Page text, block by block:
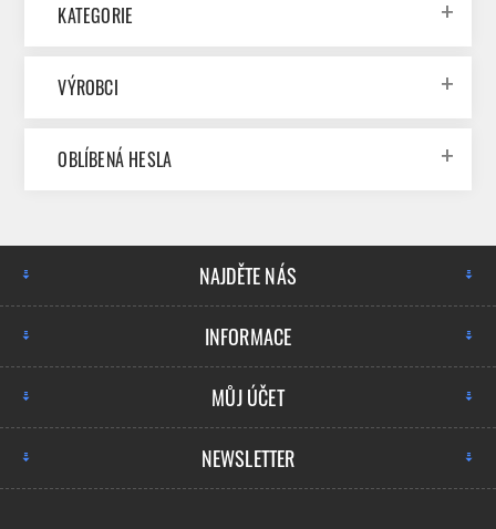
KATEGORIE
VÝROBCI
OBLÍBENÁ HESLA
NAJDĚTE NÁS
INFORMACE
MŮJ ÚČET
NEWSLETTER